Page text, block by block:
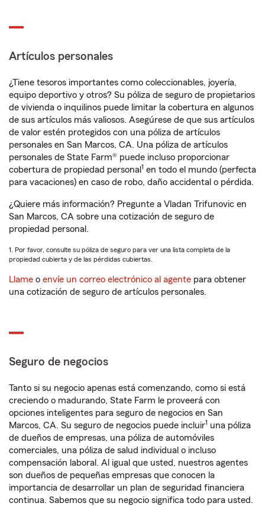
Artículos personales
¿Tiene tesoros importantes como coleccionables, joyería,
equipo deportivo y otros? Su póliza de seguro de propietarios
de vivienda o inquilinos puede limitar la cobertura en algunos
de sus artículos más valiosos. Asegúrese de que sus artículos
de valor estén protegidos con una póliza de artículos
personales en San Marcos, CA. Una póliza de artículos
personales de State Farm® puede incluso proporcionar
cobertura de propiedad personal 1 en todo el mundo (perfecta
para vacaciones) en caso de robo, daño accidental o pérdida.
¿Quiere más información? Pregunte a Vladan Trifunovic en
San Marcos, CA sobre una cotización de seguro de
propiedad personal.
1. Por favor, consulte su póliza de seguro para ver una lista completa de la
propiedad cubierta y de las pérdidas cubiertas.
Llame o envíe un correo electrónico al agente para obtener
una cotización de seguro de artículos personales.
Seguro de negocios
Tanto si su negocio apenas está comenzando, como si está
creciendo o madurando, State Farm le proveerá con
opciones inteligentes para seguro de negocios en San
Marcos, CA. Su seguro de negocios puede incluir1 una póliza
de dueños de empresas, una póliza de automóviles
comerciales, una póliza de salud individual o incluso
compensación laboral. Al igual que usted, nuestros agentes
son dueños de pequeñas empresas que conocen la
importancia de desarrollar un plan de seguridad financiera
continua. Sabemos que su negocio significa todo para usted.